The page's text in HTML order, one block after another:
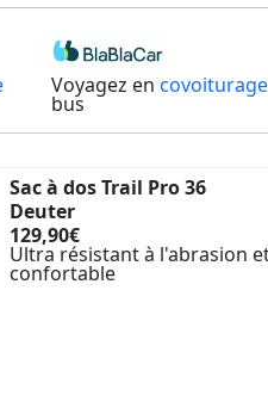
Voyagez en covoiturage
bus
Sac à dos Trail Pro 36
Deuter
129,90€
Ultra résistant à l'abrasion
confortable